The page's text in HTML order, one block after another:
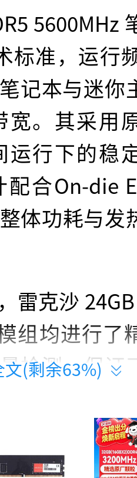
5600MHz
标准，运行
记本与迷你
。其采用
行下的稳
合On-die
体功耗与发
雷克沙
组均进行了
检测，保证
办公软件、
提供流畅无
文(剩余63%)